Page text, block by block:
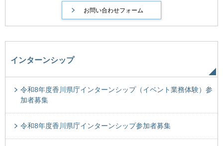
インターンシップ
令和8年度香川県庁インターンシップ（イベント業務体験）参
加者募集
令和8年度香川県庁インターンシップ参加者募集